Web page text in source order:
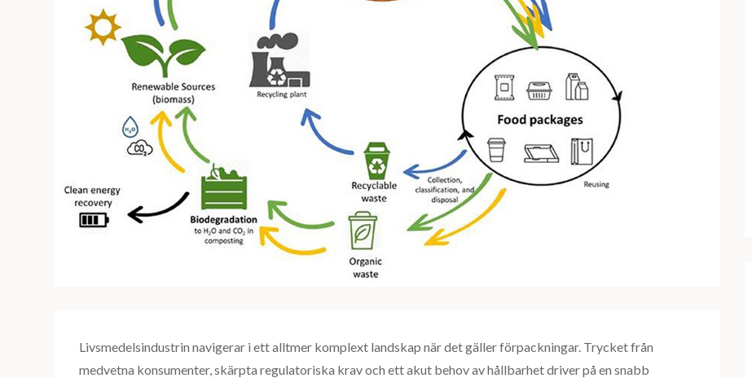
Livsmedelsindustrin navigerar i ett alltmer komplext landskap när det gäller förpackningar. Trycket från
medvetna konsumenter, skärpta regulatoriska krav och ett akut behov av hållbarhet driver på en snabb